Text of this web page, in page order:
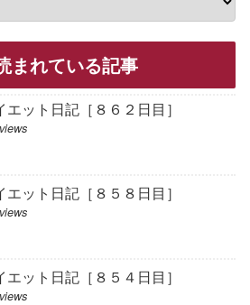
まれている記事
エット日記［８６２日目］
エット日記［８５８日目］
エット日記［８５４日目］